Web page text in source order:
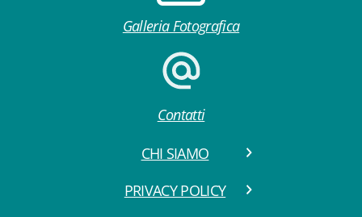
Galleria Fotografica
Contatti
CHI SIAMO
PRIVACY POLICY